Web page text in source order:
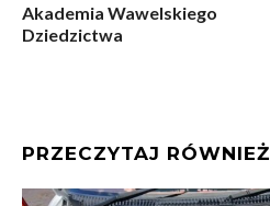
Akademia Wawelskiego
Dziedzictwa
PRZECZYTAJ RÓWNIEŻ